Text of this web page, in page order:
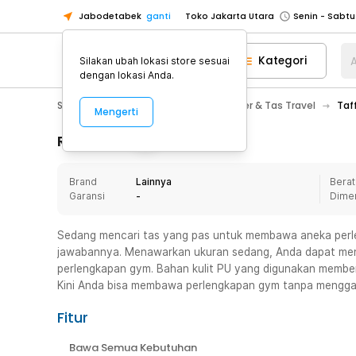
Jabodetabek ganti Toko Jakarta Utara
Toko Tangerang
Toko Cikupa
Pick n Go Jakarta Barat
Senin -
Pick n Go Bekasi
Senin - Jumat
Senin - Jumat
Senin -
Senin -
Toko Tangerang
Toko Cikupa
Pick n Go Jakarta Barat
Senin -
Kategori
Sport & Outdoor Koper & Tas Travel
Rincian Produk
Brand
Lainnya
Garansi
-
Sedang mencari tas yang pas untuk membawa aneka
jawabannya. Menawarkan ukuran sedang, Anda dapat
perlengkapan gym. Bahan kulit PU yang digunakan
Kini Anda bisa membawa perlengkapan gym tanpa
Fitur
Bawa Semua Kebutuhan
Silakan ubah lokasi store sesuai
dengan lokasi Anda.
Mengerti